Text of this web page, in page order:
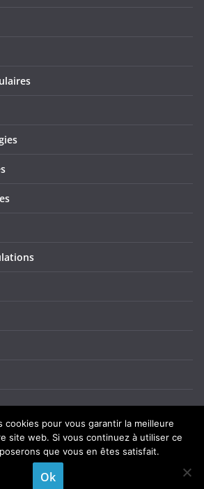
cookies pour vous garantir la meilleure
site web. Si vous continuez à utiliser ce
que vous en êtes satisfait.
Ok